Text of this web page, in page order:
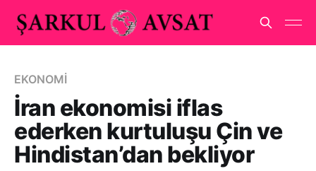
EKONOMİ
İran ekonomisi iflas
ederken kurtuluşu Çin ve
Hindistan’dan bekliyor